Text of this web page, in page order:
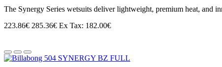
The Synergy Series wetsuits deliver lightweight, premium heat, and
223.86€ 285.36€ Ex Tax: 182.00€